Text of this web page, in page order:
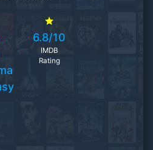
6.8/10
IMDB
Rating